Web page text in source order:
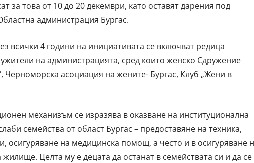
за това от 10 до 20 декември, като оставят дарения под
администрация Бургас.
всички 4 години на инициативата се включват редица
на администрацията, сред които женско Сдружение
Черноморска асоциация на жените- Бургас, Клуб „Жени в
механизъм се изразява в оказване на институционална
семейства от област Бургас – предоставяне на техника,
осигуряване на медицинска помощ, а често и в осигуряване
Целта му е децата да останат в семействата си и да се